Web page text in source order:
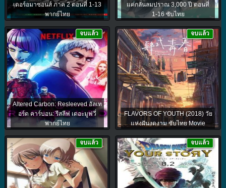
เดอร์อมาซอนส์ ภาค 2 ตอนที่ 1-13
พากย์ไทย
แค่กลั่นลมปราณ 3,000 ปี ตอนที่
1-16 ซับไทย
Altered Carbon: Resleeved อัลเท
อร์ด คาร์บอน: รีสลีฟ เดอะมูฟวี่
พากย์ไทย
จบแล้ว
FLAVORS OF YOUTH (2018) วัย
แห่งฝันงดงาม ซับไทย Movie
จบแล้ว
จบแล้ว จบแล้ว